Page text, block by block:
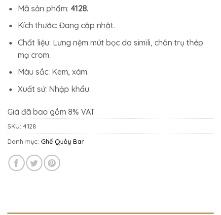
Mã sản phẩm: 4128.
Kích thước: Đang cập nhật.
Chất liệu: Lưng nệm mút bọc da simili, chân trụ thép
mạ crom.
Màu sắc: Kem, xám.
Xuất sứ: Nhập khẩu.
Giá đã bao gồm 8% VAT
SKU: 4128
Danh mục: Ghế Quầy Bar